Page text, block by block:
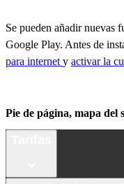
Se pueden añadir nuevas
Google Play. Antes de
para internet y activar la
Pie de página, mapa del